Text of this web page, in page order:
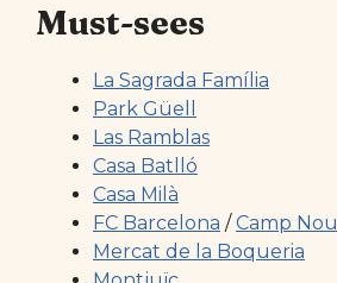
Must-sees
La Sagrada Família
Park Güell
Las Ramblas
Casa Batlló
Casa Milà
FC Barcelona /Camp Nou
Mercat de la Boqueria